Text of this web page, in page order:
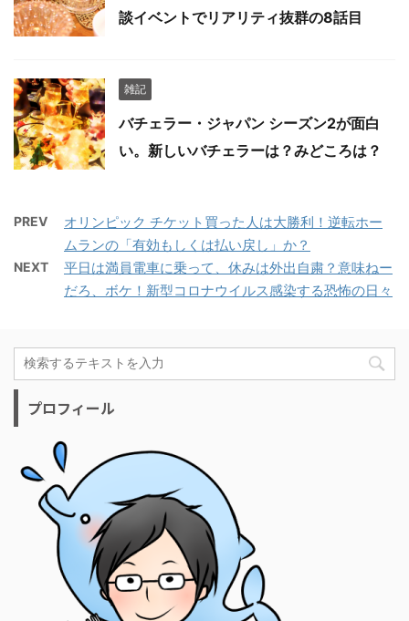
談イベントでリアリティ抜群の8話目
雑記
バチェラー・ジャパン シーズン2が面白
い。新しいバチェラーは？みどころは？
PREV
オリンピック チケット買った人は大勝利！逆転ホー
ムランの「有効もしくは払い戻し」か？
NEXT
平日は満員電車に乗って、休みは外出自粛？意味ねー
だろ、ボケ！新型コロナウイルス感染する恐怖の日々
プロフィール